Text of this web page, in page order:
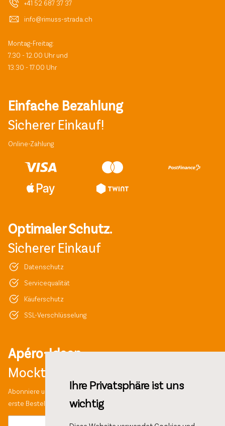
Ihre Privatsphäre ist uns
wichtig
+41 52 687 37 37
info@rimuss-strada.ch
Montag-Freitag:
7.30 - 12.00 Uhr und
13.30 - 17.00 Uhr
Einfache Bezahlung
Sicherer Einkauf!
Online-Zahlung
Optimaler Schutz.
Sicherer Einkauf
Datenschutz
Servicequalität
Käuferschutz
SSL-Verschlüsselung
Apéro-Ideen,
Mocktail-Rezepte und mehr!
Abonniere unseren Newsletter und erhalte 10% Rabatt auf deine
erste Bestellung.